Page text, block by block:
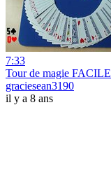
7:33
Tour de magie
graciesean3190
il y a 8 ans